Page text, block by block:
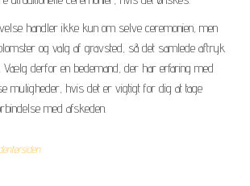
handler ikke kun om selve ceremonien, men
og valg af gravsted, så det samlede aftryk
Vælg derfor en bedemand, der har erfaring med
muligheder, hvis det er vigtigt for dig at tage
med afskeden.